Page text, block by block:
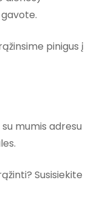
pinigus į
mumis adresu
Susisiekite